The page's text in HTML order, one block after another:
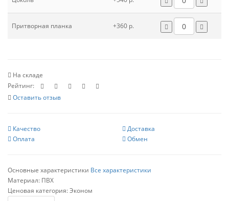
Притворная планка +360 р.
На складе
Рейтинг:
Оставить отзыв
Качество
Доставка
Оплата
Обмен
Основные характеристики Все характеристики
Материал: ПВХ
Ценовая категория:Эконом